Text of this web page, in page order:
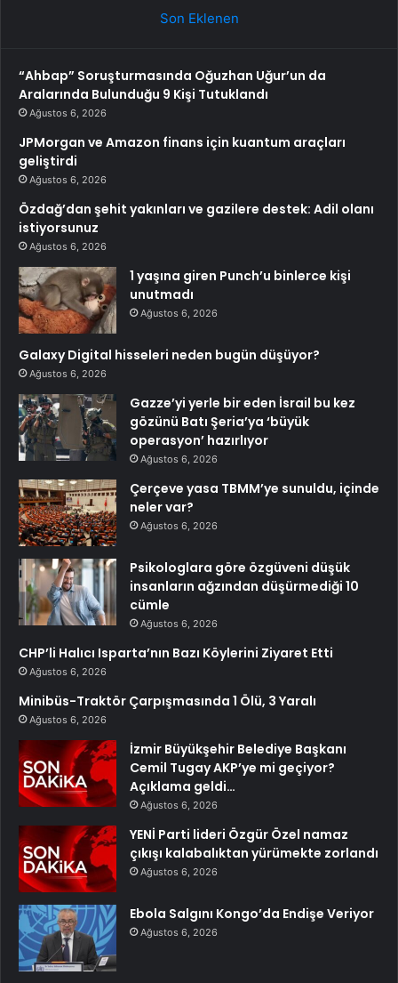
Son Eklenen
“Ahbap” Soruşturmasında Oğuzhan Uğur’un da
Aralarında Bulunduğu 9 Kişi Tutuklandı
Ağustos 6, 2026
JPMorgan ve Amazon finans için kuantum araçları
geliştirdi
Ağustos 6, 2026
Özdağ’dan şehit yakınları ve gazilere destek: Adil olanı
istiyorsunuz
Ağustos 6, 2026
1 yaşına giren Punch’u binlerce kişi
unutmadı
Ağustos 6, 2026
Galaxy Digital hisseleri neden bugün düşüyor?
Ağustos 6, 2026
Gazze’yi yerle bir eden İsrail bu kez
gözünü Batı Şeria’ya ‘büyük
operasyon’ hazırlıyor
Ağustos 6, 2026
Çerçeve yasa TBMM’ye sunuldu, içinde
neler var?
Ağustos 6, 2026
Psikologlara göre özgüveni düşük
insanların ağzından düşürmediği 10
cümle
Ağustos 6, 2026
CHP’li Halıcı Isparta’nın Bazı Köylerini Ziyaret Etti
Ağustos 6, 2026
Minibüs-Traktör Çarpışmasında 1 Ölü, 3 Yaralı
Ağustos 6, 2026
İzmir Büyükşehir Belediye Başkanı
Cemil Tugay AKP’ye mi geçiyor?
Açıklama geldi…
Ağustos 6, 2026
YENİ Parti lideri Özgür Özel namaz
çıkışı kalabalıktan yürümekte zorlandı
Ağustos 6, 2026
Ebola Salgını Kongo’da Endişe Veriyor
Ağustos 6, 2026